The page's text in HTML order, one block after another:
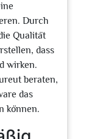
Durch
Qualität
dass
wirken.
beraten,
das
können.